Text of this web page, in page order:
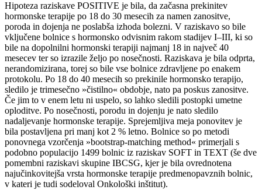
Hipoteza raziskave POSITIVE je bila, da začasna prekinitev
hormonske terapije po 18 do 30 mesecih za namen zanositve,
poroda in dojenja ne poslabša izhoda bolezni. V raziskavo so bile
vključene bolnice s hormonsko odvisnim rakom stadijev I–III, ki so
bile na dopolnilni hormonski terapiji najmanj 18 in največ 40
mesecev ter so izrazile željo po nosečnosti. Raziskava je bila odprta,
nerandomizirana, torej so bile vse bolnice zdravljene po enakem
protokolu. Po 18 do 40 mesecih so prekinile hormonsko terapijo,
sledilo je trimesečno »čistilno« obdobje, nato pa poskus zanositve.
Če jim to v enem letu ni uspelo, so lahko sledili postopki umetne
oploditve. Po nosečnosti, porodu in dojenju je nato sledilo
nadaljevanje hormonske terapije. Sprejemljiva meja ponovitev je
bila postavljena pri manj kot 2 % letno. Bolnice so po metodi
ponovnega vzorčenja »bootstrap-matching method« primerjali s
podobno populacijo 1499 bolnic iz raziskav SOFT in TEXT (še dve
pomembni raziskavi skupine IBCSG, kjer je bila ovrednotena
najučinkovitejša vrsta hormonske terapije predmenopavznih bolnic,
v kateri je tudi sodeloval Onkološki inštitut).